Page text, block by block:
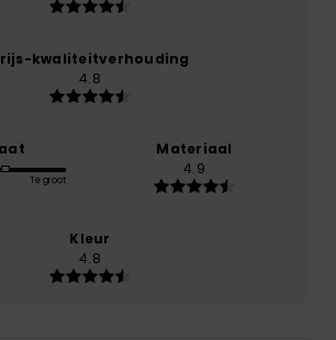
kwaliteitverhouding
4.8
Te groot
Materiaal
4.9
Kleur
4.8